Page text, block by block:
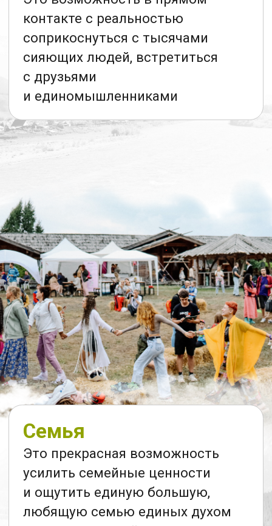
Люди
участнников и единомышленников
Практики
Широкий выбор направлений на
Атмосфера
Особая атмосфера свободы,
доброты и вдохнновения